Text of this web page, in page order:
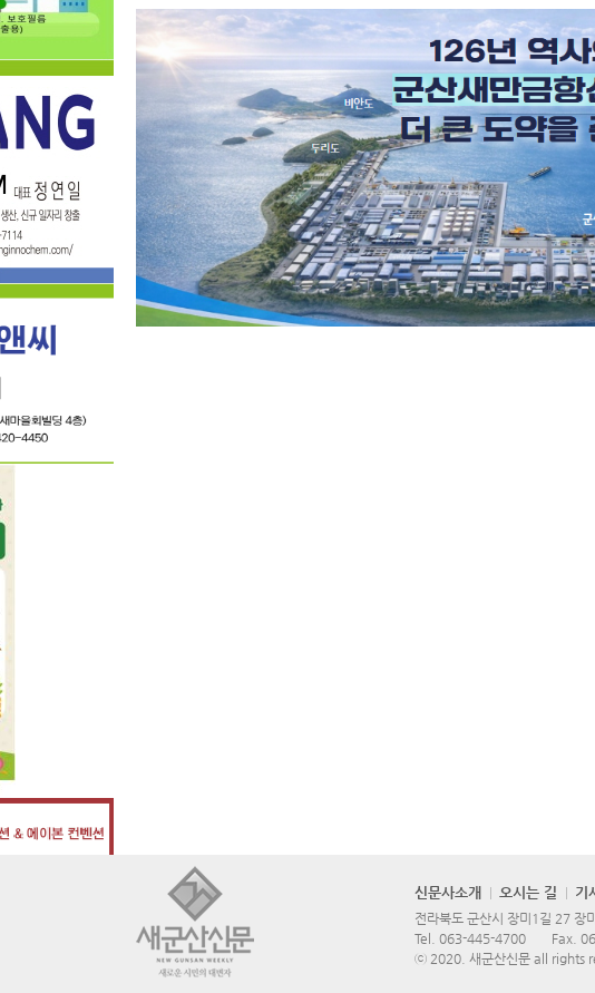
신문사소개 오시는 길 기
전라북도 군산시 장미1길 27 장
Tel. 063-445-4700 Fax.
ⓒ 2020. 새군산신문 all rights